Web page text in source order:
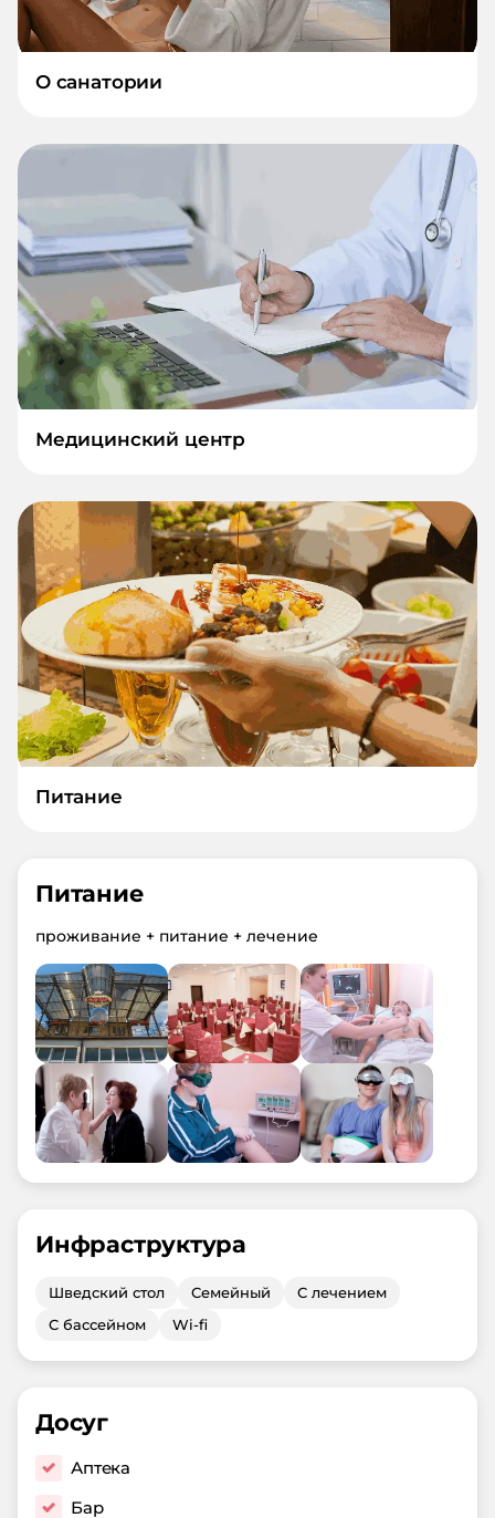
О санатории
Медицинский центр
Питание
Питание
проживание + питание + лечение
Инфраструктура
Шведский стол Семейный
С лечением
С бассейном
Wi-fi
Досуг
Аптека
Бар